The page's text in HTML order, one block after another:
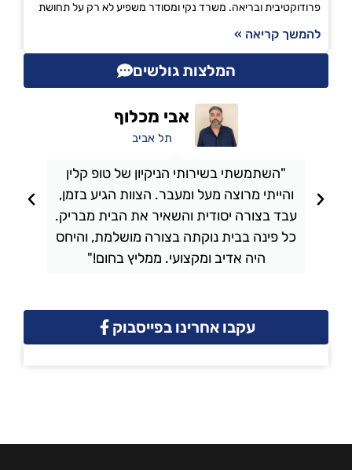
פרודוקטיבית ובריאה. משרד נקי ומסודר משפיע לא רק על תחושת
להמשך קריאה »
המלצות גולשים
"השתמשתי בשירותי הניקיון של טופ קלין
והייתי מרוצה מעל ומעבר. הצוות הגיע בזמן,
עבד בצורה יסודית והשאיר את הבית מבריק.
כל פינה בבית נוקתה בצורה מושלמת, והיחס
היה אדיב ומקצועי. ממליץ בחום!"
אבי מכלוף
תל אביב
עקבו אחרינו בפייסבוק